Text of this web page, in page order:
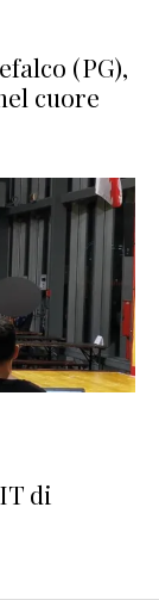
(PG),
cuore
di